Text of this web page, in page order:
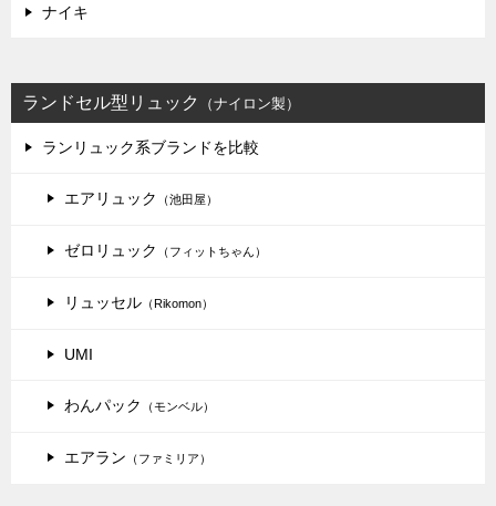
ナイキ
ランドセル型リュック （ナイロン製）
ランリュック系ブランドを比較
エアリュック （池田屋）
ゼロリュック （フィットちゃん）
リュッセル （Rikomon）
UMI
わんパック （モンベル）
エアラン （ファミリア）